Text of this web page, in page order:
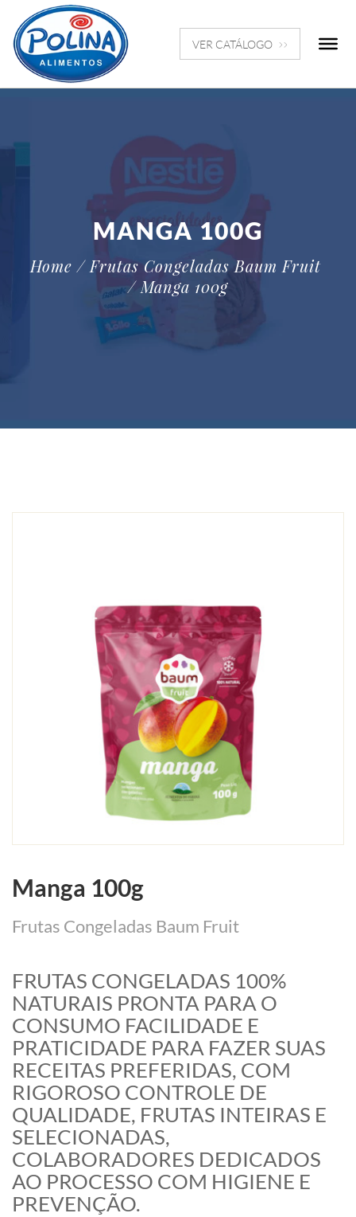
VER CATÁLOGO
MANGA 100G
Home / Frutas Congeladas Baum Fruit
/ Manga 100g
Manga 100g
Frutas Congeladas Baum Fruit
FRUTAS CONGELADAS 100%
NATURAIS PRONTA PARA O
CONSUMO FACILIDADE E
PRATICIDADE PARA FAZER SUAS
RECEITAS PREFERIDAS, COM
RIGOROSO CONTROLE DE
QUALIDADE, FRUTAS INTEIRAS E
SELECIONADAS,
COLABORADORES DEDICADOS
AO PROCESSO COM HIGIENE E
PREVENÇÃO.